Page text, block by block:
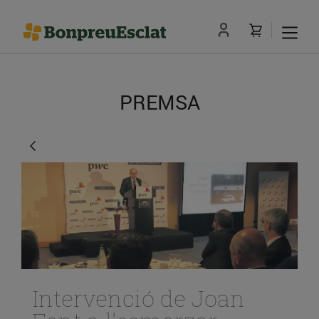
PREMSA
Intervenció de Joan